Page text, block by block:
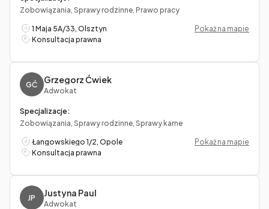
Zobowiązania, Sprawy rodzinne, Prawo pracy
1 Maja 5A/33, Olsztyn
Pokaż na mapie
Konsultacja prawna
GĆ Grzegorz Ćwiek
Adwokat
Specjalizacje:
Zobowiązania, Sprawy rodzinne, Sprawy karne
Łangowskiego 1/2, Opole
Pokaż na mapie
Konsultacja prawna
JP Justyna Paul
Adwokat